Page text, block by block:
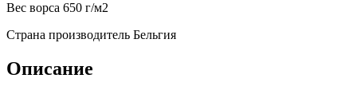
Веc ворса 650 г/м2
Страна производитель Бельгия
Описание